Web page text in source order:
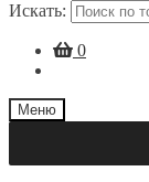
Искать:
0
Меню